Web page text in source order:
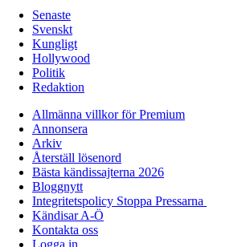
Senaste
Svenskt
Kungligt
Hollywood
Politik
Redaktion
Allmänna villkor för Premium
Annonsera
Arkiv
Återställ lösenord
Bästa kändissajterna 2026
Bloggnytt
Integritetspolicy Stoppa Pressarna
Kändisar A-Ö
Kontakta oss
Logga in